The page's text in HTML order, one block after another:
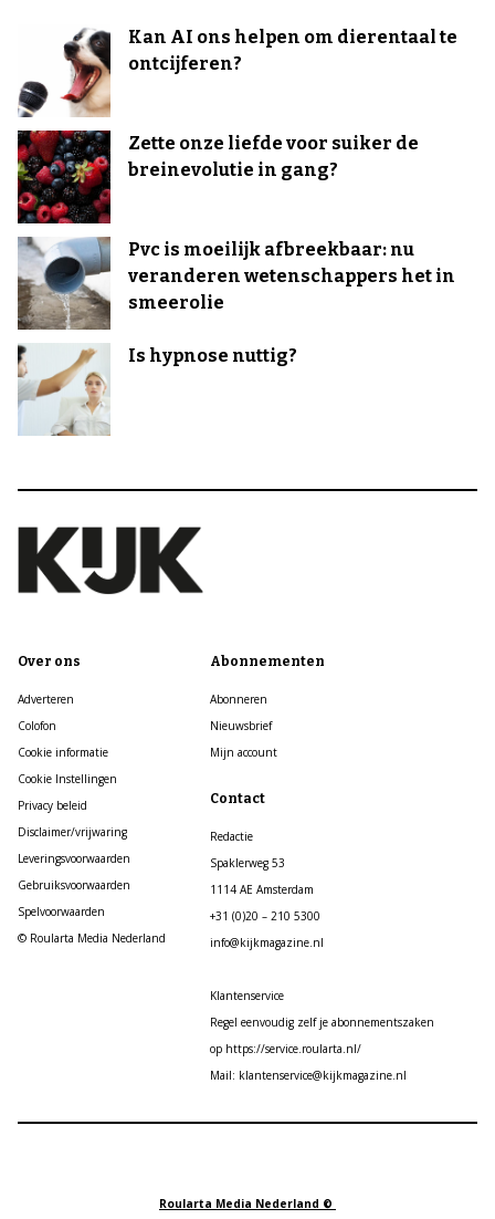
Kan AI ons helpen om dierentaal te
ontcijferen?
Zette onze liefde voor suiker de
breinevolutie in gang?
Pvc is moeilijk afbreekbaar: nu
veranderen wetenschappers het in
smeerolie
Is hypnose nuttig?
Over ons
Adverteren
Colofon
Cookie informatie
Cookie Instellingen
Privacy beleid
Disclaimer/vrijwaring
Leveringsvoorwaarden
Gebruiksvoorwaarden
Spelvoorwaarden
© Roularta Media Nederland
Abonnementen
Abonneren
Nieuwsbrief
Mijn account
Contact
Redactie
Spaklerweg 53
1114 AE Amsterdam
+31 (0)20 – 210 5300
info@kijkmagazine.nl
Klantenservice
Regel eenvoudig zelf je abonnementszaken
op https://service.roularta.nl/
Mail: klantenservice@kijkmagazine.nl
Roularta Media Nederland ©